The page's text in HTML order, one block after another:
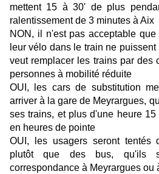
mettent 15 à 30' de plus
ralentissement de 3 minutes à Aix
NON, il n'est pas acceptable
leur vélo dans le train ne
veut remplacer les trains par des
personnes à mobilité réduite
OUI, les cars de substitution
arriver à la gare de Meyrargues,
ses trains, et plus d'une heure
en heures de pointe
OUI, les usagers seront tentés
plutôt que des bus, qu'ils
correspondance à Meyrargues ou